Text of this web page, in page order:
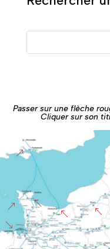
Passer sur une flèche
Cliquer sur son
&
&
%
%
%
'